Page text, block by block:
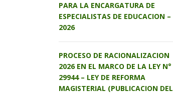
PARA LA ENCARGATURA DE
ESPECIALISTAS DE EDUCACION –
2026
PROCESO DE RACIONALIZACION
2026 EN EL MARCO DE LA LEY N°
29944 – LEY DE REFORMA
MAGISTERIAL (PUBLICACION DEL